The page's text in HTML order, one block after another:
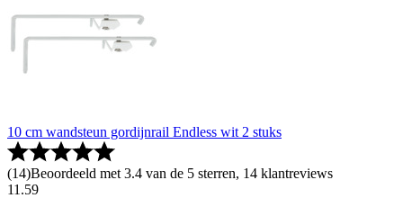
10 cm wandsteun gordijnrail Endless wit 2 stuks
(14)Beoordeeld met 3.4 van de 5 sterren, 14 klantreviews
11 .59